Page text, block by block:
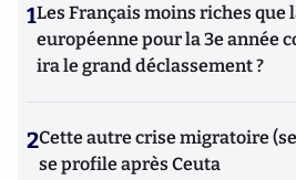
1Les Français moins riches que
européenne pour la 3e année
ira le grand déclassement ?
2Cette autre crise migratoire
se profile après Ceuta